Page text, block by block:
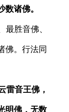
诸佛。
胜音佛、
佛。行法同
雷音王佛，
明佛，无数